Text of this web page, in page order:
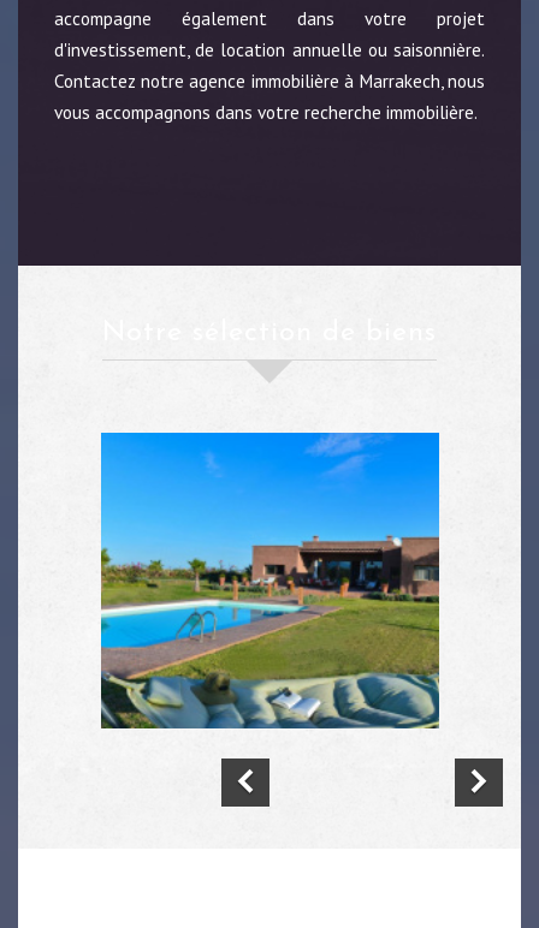
accompagne également dans votre projet
d'investissement, de location annuelle ou saisonnière.
Contactez notre agence immobilière à Marrakech, nous
vous accompagnons dans votre recherche immobilière.